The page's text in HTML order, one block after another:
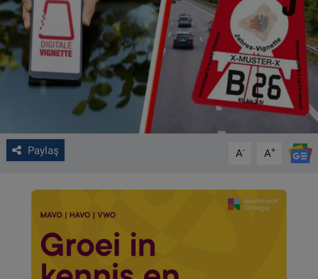
Paylaş A- A+
ALGEMENE VOORWAARDEN
CONTACT
Çerez Politikası